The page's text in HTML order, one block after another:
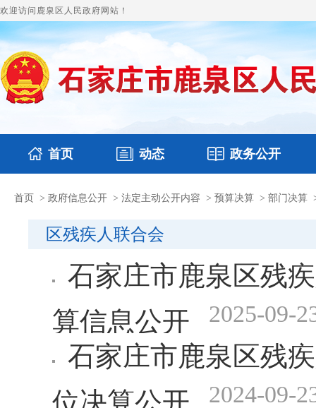
欢迎访问鹿泉区人民政府网站！
首页 动态
国务要闻 鹿泉要闻 图片新闻
政务公开
本区文件 财政预决算
首页 > 政府信息公开 > 法定主动公开内容 > 预算决算 > 部门决算
区残疾人联合会
石家庄市鹿泉区残
算信息公开 2025-09-
石家庄市鹿泉区残
位决算公开 2024-09-